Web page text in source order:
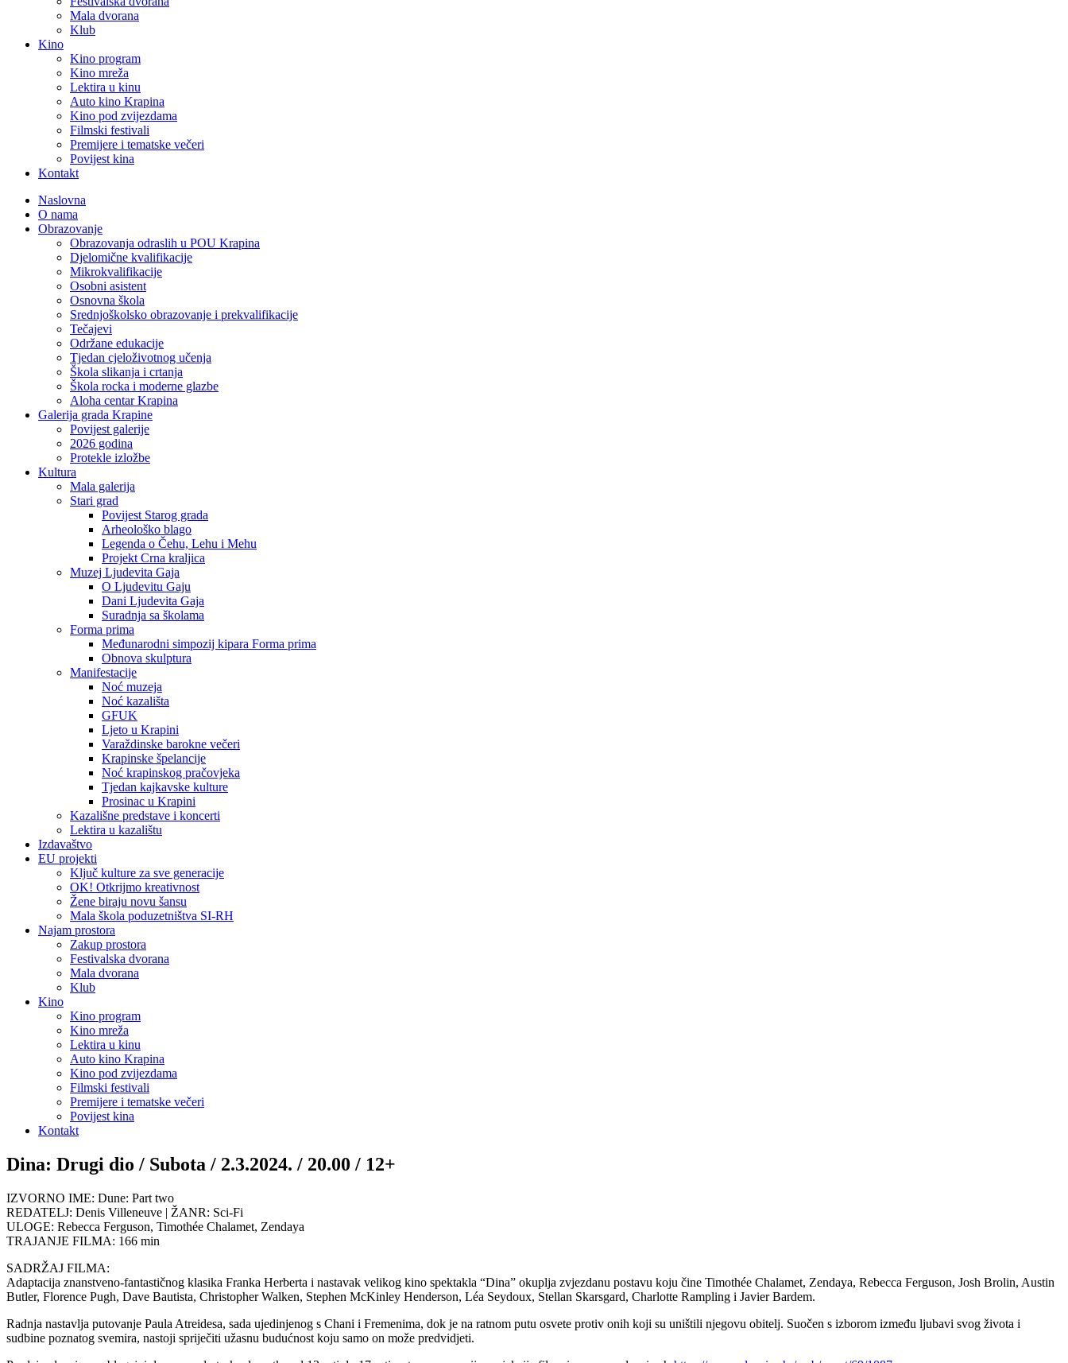
Mala dvorana
Klub
Kino
Kino program
Kino mreža
Lektira u kinu
Auto kino Krapina
Kino pod zvijezdama
Filmski festivali
Premijere i tematske večeri
Povijest kina
Kontakt
Naslovna
O nama
Obrazovanje
Obrazovanja odraslih u POU Krapina
Djelomične kvalifikacije
Mikrokvalifikacije
Osobni asistent
Osnovna škola
Srednjoškolsko obrazovanje i prekvalifikacije
Tečajevi
Održane edukacije
Tjedan cjeloživotnog učenja
Škola slikanja i crtanja
Škola rocka i moderne glazbe
Aloha centar Krapina
Galerija grada Krapine
Povijest galerije
2026 godina
Protekle izložbe
Kultura
Mala galerija
Stari grad
Povijest Starog grada
Arheološko blago
Legenda o Čehu, Lehu i Mehu
Projekt Crna kraljica
Muzej Ljudevita Gaja
O Ljudevitu Gaju
Dani Ljudevita Gaja
Suradnja sa školama
Forma prima
Međunarodni simpozij kipara Forma prima
Obnova skulptura
Manifestacije
Noć muzeja
Noć kazališta
GFUK
Ljeto u Krapini
Varaždinske barokne večeri
Krapinske špelancije
Noć krapinskog pračovjeka
Tjedan kajkavske kulture
Prosinac u Krapini
Kazališne predstave i koncerti
Lektira u kazalištu
Izdavaštvo
EU projekti
Ključ kulture za sve generacije
OK! Otkrijmo kreativnost
Žene biraju novu šansu
Mala škola poduzetništva SI-RH
Najam prostora
Zakup prostora
Festivalska dvorana
Mala dvorana
Klub
Kino
Kino program
Kino mreža
Lektira u kinu
Auto kino Krapina
Kino pod zvijezdama
Filmski festivali
Premijere i tematske večeri
Povijest kina
Kontakt
Dina: Drugi dio / Subota / 2.3.2024. / 20.00 / 12+
IZVORNO IME: Dune: Part two
REDATELJ: Denis Villeneuve | ŽANR: Sci-Fi
ULOGE: Rebecca Ferguson, Timothée Chalamet, Zendaya
TRAJANJE FILMA: 166 min
SADRŽAJ FILMA:
Adaptacija znanstveno-fantastičnog klasika Franka Herberta i nastavak velikog kino spektakla “Dina” okuplja zvjezdanu postavu koju čine Timothée Chalamet, Zendaya, Rebecca Ferguson, Josh Brolin, Austin
Butler, Florence Pugh, Dave Bautista, Christopher Walken, Stephen McKinley Henderson, Léa Seydoux, Stellan Skarsgard, Charlotte Rampling i Javier Bardem.
Radnja nastavlja putovanje Paula Atreidesa, sada ujedinjenog s Chani i Fremenima, dok je na ratnom putu osvete protiv onih koji su uništili njegovu obitelj. Suočen s izborom između ljubavi svog života i
sudbine poznatog svemira, nastoji spriječiti užasnu budućnost koju samo on može predvidjeti.